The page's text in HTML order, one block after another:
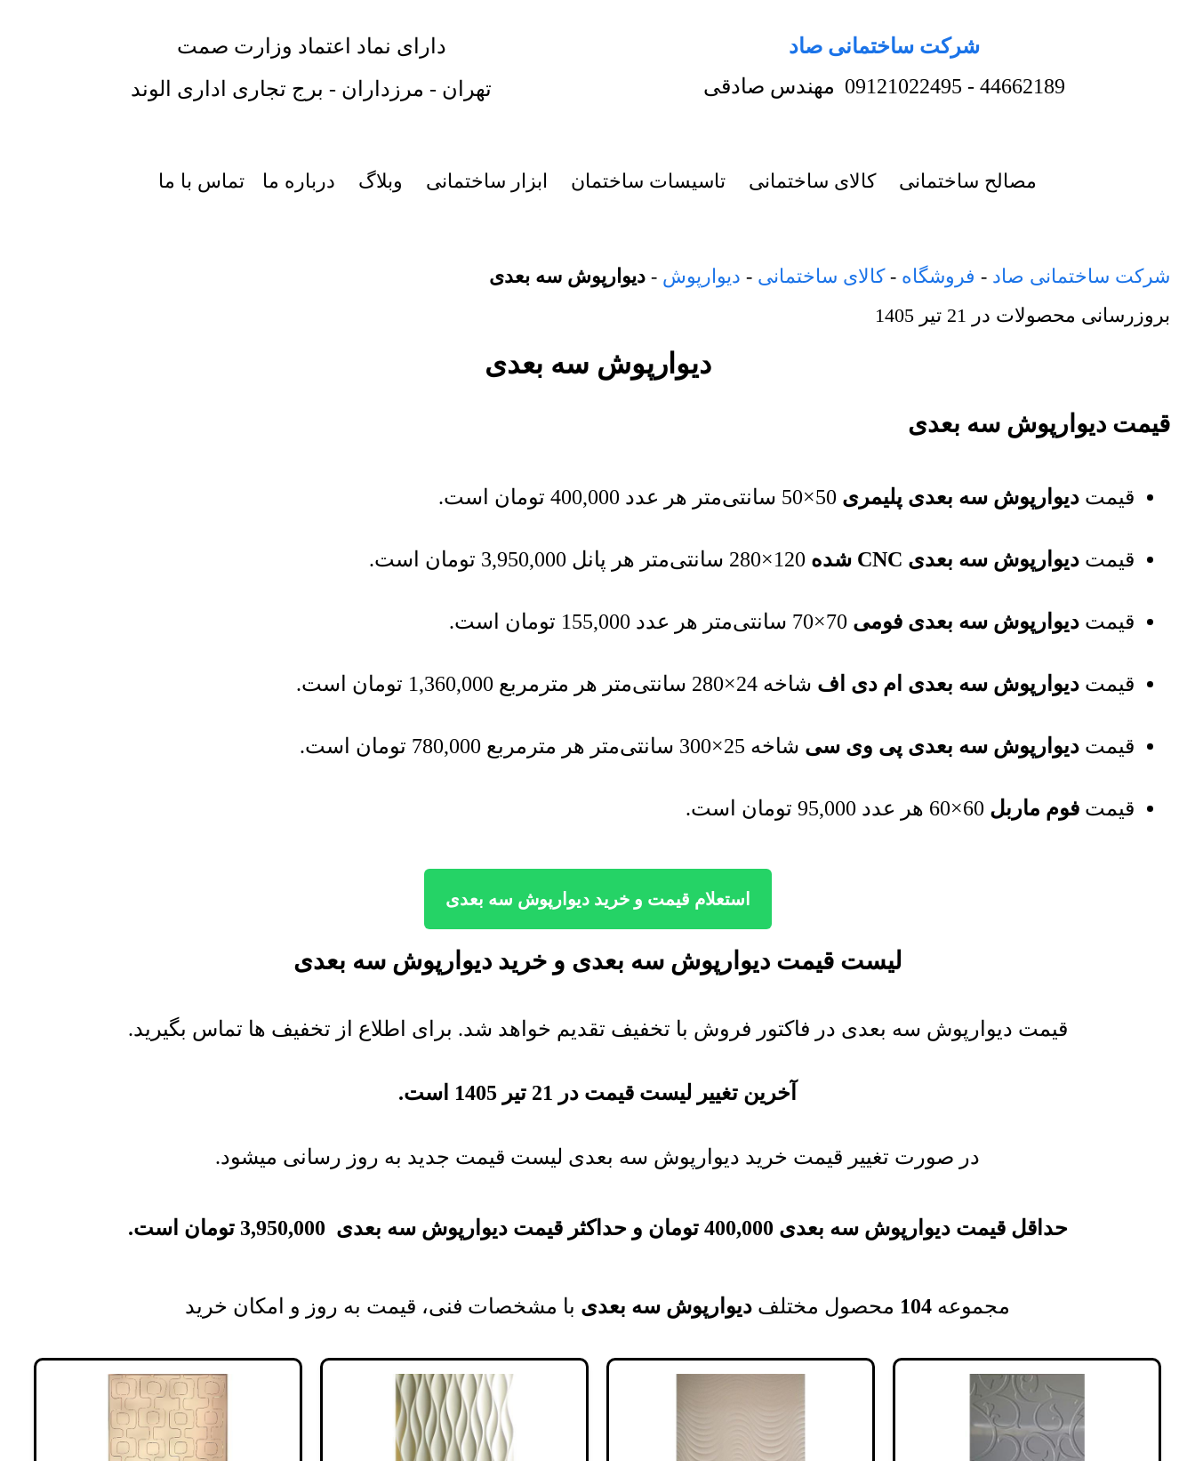
شرکت ساختمانی صاد
دارای نماد اعتماد وزارت صمت
44662189
-
09121022495 مهندس صادقی تهران - مرزداران - برج تجاری اداری الوند
مصالح ساختمانی کالای ساختمانی تاسیسات ساختمان ابزار ساختمانی وبلاگ درباره ما تماس با ما
شرکت ساختمانی صاد - فروشگاه -کالای ساختمانی - دیوارپوش - دیوارپوش سه بعدی
بروزرسانی محصولات در 21 تیر 1405
دیوارپوش سه بعدی
قیمت دیوارپوش سه بعدی
قیمت دیوارپوش سه بعدی پلیمری 400,000 تومان است.
قیمت دیوارپوش سه بعدی CNC شده 3,950,000 تومان است.
قیمت دیوارپوش سه بعدی فومی 155,000 تومان است.
قیمت دیوارپوش سه بعدی ام دی اف شاخه 24×280 سانتی‌متر هر مترمربع 1,360,000 تومان است.
قیمت دیوارپوش سه بعدی پی وی سی شاخه 25×300 سانتی‌متر هر مترمربع 780,000 تومان است.
قیمت فوم ماربل 95,000 تومان است.
استعلام قیمت و خرید دیوارپوش سه بعدی
لیست قیمت دیوارپوش سه بعدی و خریددیوارپوش سه بعدی
قیمت دیوارپوش سه بعدی در فاکتور فروش با تخفیف تقدیم خواهد شد. برای اطلاع از تخفیف ها تماس بگیرید.
آخرین تغییر لیست قیمت در 21 تیر 1405 است.
در صورت تغییر قیمت خرید دیوارپوش سه بعدی لیست قیمت جدید به روز رسانی میشود.
حداقل قیمت دیوارپوش سه بعدی 400,000 تومان و حداکثر قیمتدیوارپوش سه بعدی 3,950,000 تومان است.
مجموعه‌ 104 محصول مختلف دیوارپوش سه بعدی با مشخصات فنی، قیمت به روز و امکان خرید